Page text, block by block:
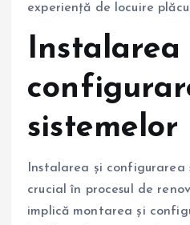
experiență de locuire
Instalarea
sistemelor
Instalarea și configurarea
crucial în procesul de
implică montarea și